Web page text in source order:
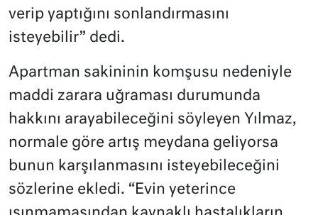
verip yaptığını sonlandırmasını
isteyebilir” dedi.
Apartman sakininin komşusu nedeniyle
maddi zarara uğraması durumunda
hakkını arayabileceğini söyleyen Yılmaz,
normale göre artış meydana geliyorsa
bunun karşılanmasını isteyebileceğini
sözlerine ekledi. “Evin yeterince